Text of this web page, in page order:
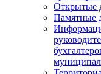
Открытые
Памятные